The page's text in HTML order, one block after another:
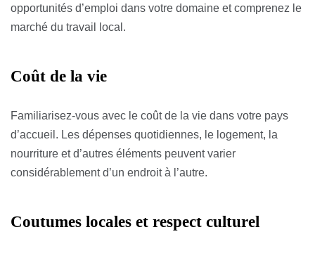
opportunités d’emploi dans votre domaine et comprenez le
marché du travail local.
Coût de la vie
Familiarisez-vous avec le coût de la vie dans votre pays
d’accueil. Les dépenses quotidiennes, le logement, la
nourriture et d’autres éléments peuvent varier
considérablement d’un endroit à l’autre.
Coutumes locales et respect culturel